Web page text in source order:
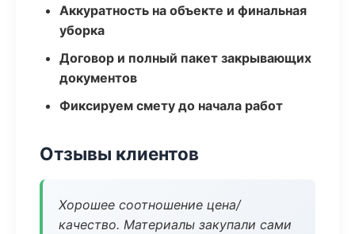
Аккуратность на объекте и финальная
уборка
Договор и полный пакет закрывающих
документов
Фиксируем смету до начала работ
Отзывы клиентов
Хорошее соотношение цена/
качество. Материалы закупали сами